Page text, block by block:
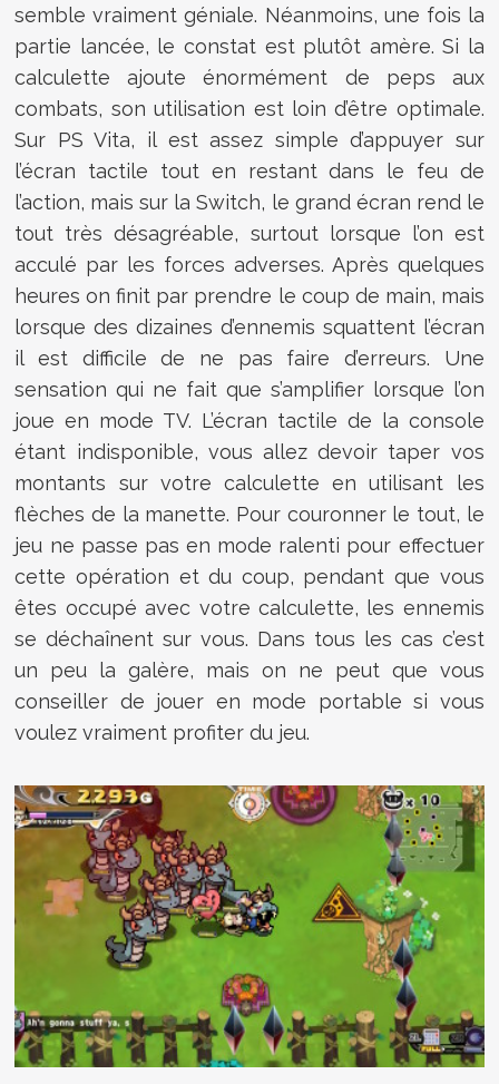
semble vraiment géniale. Néanmoins, une fois la
partie lancée, le constat est plutôt amère. Si la
calculette ajoute énormément de peps aux
combats, son utilisation est loin d’être optimale.
Sur PS Vita, il est assez simple d’appuyer sur
l’écran tactile tout en restant dans le feu de
l’action, mais sur la Switch, le grand écran rend le
tout très désagréable, surtout lorsque l’on est
acculé par les forces adverses. Après quelques
heures on finit par prendre le coup de main, mais
lorsque des dizaines d’ennemis squattent l’écran
il est difficile de ne pas faire d’erreurs. Une
sensation qui ne fait que s’amplifier lorsque l’on
joue en mode TV. L’écran tactile de la console
étant indisponible, vous allez devoir taper vos
montants sur votre calculette en utilisant les
flèches de la manette. Pour couronner le tout, le
jeu ne passe pas en mode ralenti pour effectuer
cette opération et du coup, pendant que vous
êtes occupé avec votre calculette, les ennemis
se déchaînent sur vous. Dans tous les cas c’est
un peu la galère, mais on ne peut que vous
conseiller de jouer en mode portable si vous
voulez vraiment profiter du jeu.